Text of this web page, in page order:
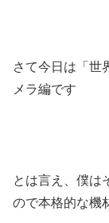
さて今日は「世
メラ編です
とは言え、僕は
ので本格的な機